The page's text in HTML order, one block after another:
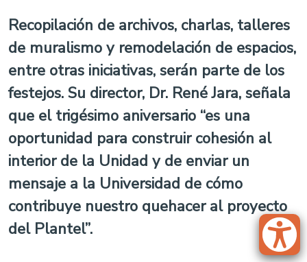
Recopilación de archivos, charlas, talleres
de muralismo y remodelación de espacios,
entre otras iniciativas, serán parte de los
festejos. Su director, Dr. René Jara, señala
que el trigésimo aniversario “es una
oportunidad para construir cohesión al
interior de la Unidad y de enviar un
mensaje a la Universidad de cómo
contribuye nuestro quehacer al proyecto
del Plantel”.